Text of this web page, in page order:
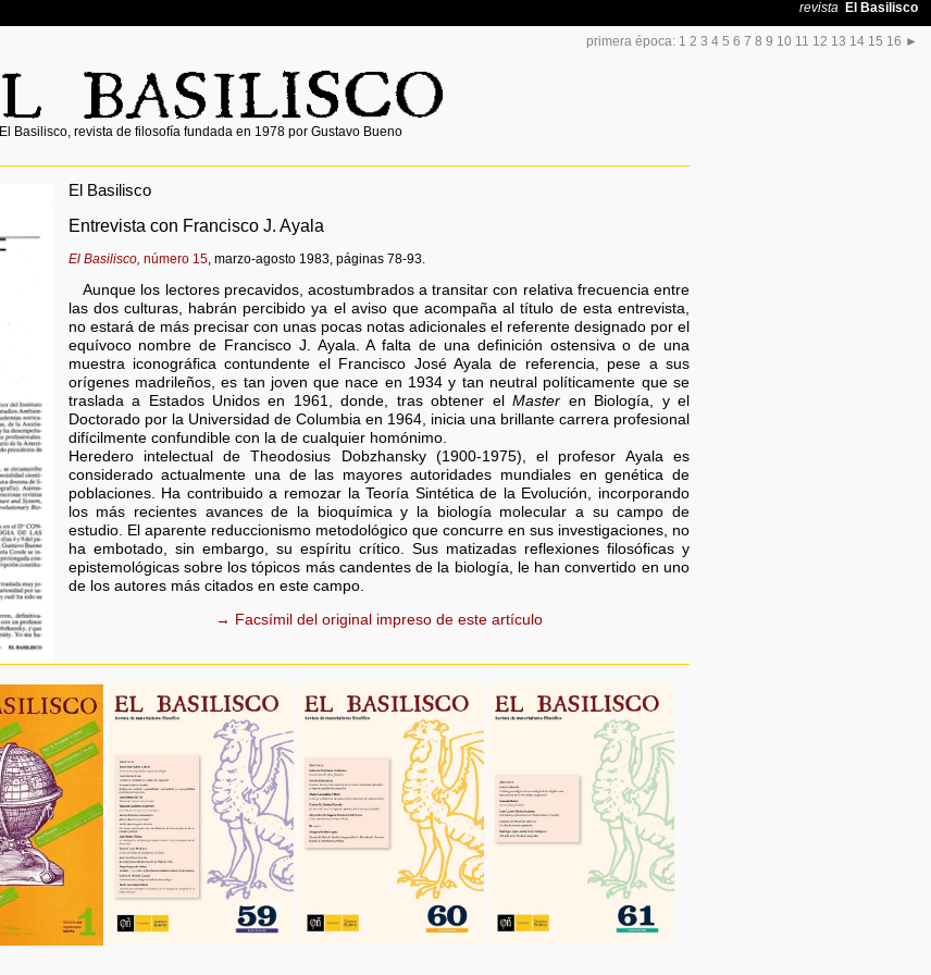
primera época: 1 2 3 4 5 6 7 8 9 10 11 12 13 14 15 16 ►
El Basilisco, revista de filosofía fundada en 1978 por Gustavo Bueno
El Basilisco
Entrevista con Francisco J. Ayala
El Basilisco, número 15, marzo-agosto 1983, páginas 78-93.
Aunque los lectores precavidos, acostumbrados a transitar con relativa frecuencia entre
las dos culturas, habrán percibido ya el aviso que acompaña al título de esta entrevista,
no estará de más precisar con unas pocas notas adicionales el referente designado por el
equívoco nombre de Francisco J. Ayala. A falta de una definición ostensiva o de una
muestra iconográfica contundente el Francisco José Ayala de referencia, pese a sus
orígenes madrileños, es tan joven que nace en 1934 y tan neutral políticamente que se
traslada a Estados Unidos en 1961, donde, tras obtener elMaster en Biología, y el
Doctorado por la Universidad de Columbia en 1964, inicia una brillante carrera profesional
difícilmente confundible con la de cualquier homónimo.
Heredero intelectual de Theodosius Dobzhansky (1900-1975), el profesor Ayala es
considerado actualmente una de las mayores autoridades mundiales en genética de
poblaciones. Ha contribuido a remozar la Teoría Sintética de la Evolución, incorporando
los más recientes avances de la bioquímica y la biología molecular a su campo de
estudio. El aparente reduccionismo metodológico que concurre en sus investigaciones, no
ha embotado, sin embargo, su espíritu crítico. Sus matizadas reflexiones filosóficas y
epistemológicas sobre los tópicos más candentes de la biología, le han convertido en uno
de los autores más citados en este campo.
→ Facsímil del original impreso de este artículo